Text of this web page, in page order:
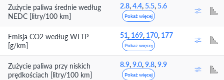
Zużycie paliwa średnie według
NEDC [litry/100 km]
2.8,4.4, 5.5, 5.6
Pokaż więcej
Emisja CO2 według WLTP
[g/km]
51, 169, 170, 177
Pokaż więcej
Zużycie paliwa przy niskich
prędkościach [litry/100 km]
8.9,9.0,9.8,9.9
Pokaż więcej